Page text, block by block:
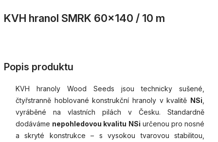
KVH hranol SMRK 60×140 / 10 m
Popis produktu
KVH hranoly Wood Seeds jsou technicky sušené,
čtyřstranně hoblované konstrukční hranoly v kvalitě NSi
vyráběné na vlastních pilách v Česku. Standardně
dodáváme nepohledovou kvalitu NSi určenou pro nosné
a skryté konstrukce – s vysokou tvarovou stabilitou,